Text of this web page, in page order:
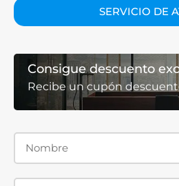
SERVICIO DE
Consigue descuento
Recibe un cupón